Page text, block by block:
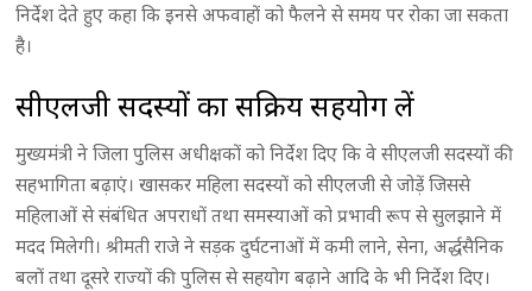
निर्देश देते हुए कहा कि इनसे अफवाहों को फैलने से समय पर रोका जा सकता
है।
सीएलजी सदस्यों का सक्रिय सहयोग लें
मुख्यमंत्री ने जिला पुलिस अधीक्षकों को निर्देश दिए कि वे सीएलजी सदस्यों की
सहभागिता बढ़ाएं। खासकर महिला सदस्यों को सीएलजी से जोड़ें जिससे
महिलाओं से संबंधित अपराधों तथा समस्याओं को प्रभावी रूप से सुलझाने में
मदद मिलेगी। श्रीमती राजे ने सड़क दुर्घटनाओं में कमी लाने, सेना, अर्द्धसैनिक
बलों तथा दूसरे राज्यों की पुलिस से सहयोग बढ़ाने आदि के भी निर्देश दिए।